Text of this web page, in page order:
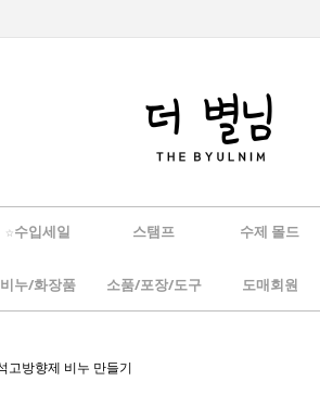
☆수입세일 스탬프 수제 몰드
비누/화장품 소품/포장/도구 도매회원
고방향제 비누 만들기